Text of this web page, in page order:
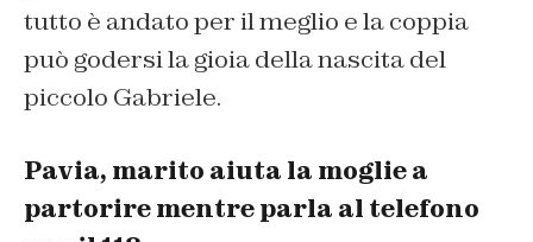
tutto è andato per il meglio e la coppia
può godersi la gioia della nascita del
piccolo Gabriele.
Pavia, marito aiuta la moglie a
partorire mentre parla al telefono